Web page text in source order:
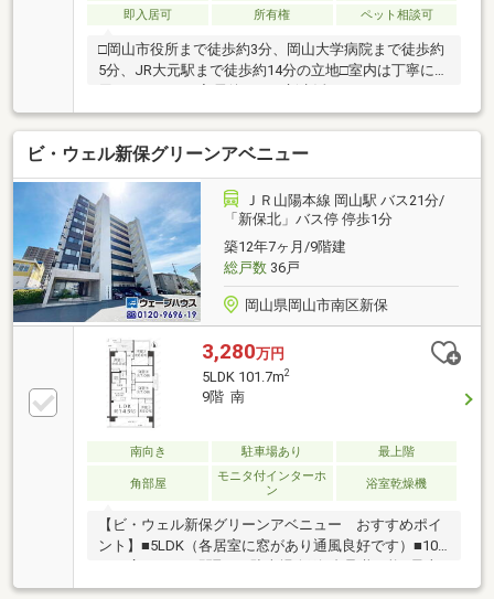
即入居可 所有権 ペット相談可
□岡山市役所まで徒歩約3分、岡山大学病院まで徒歩約
5分、JR大元駅まで徒歩約14分の立地□室内は丁寧に使
す♪□ペットとお過ごしいただけるマンションです
♪（使用細則に規定あり）□追い炊き機能付の浴室♪ 浴
室乾燥機完備で雨天時の洗濯物も安心♪ モニター付イ
ンターホンでセキュリティ対策も安心♪
ビ・ウェル新保グリーンアベニュー
ＪＲ山陽本線 岡山駅 バス21分/
「新保北」バス停 停歩1分
築12年7ヶ月/9階建
総戸数36戸
岡山県岡山市南区新保
3,280万円
5LDK 101.7m2
9階 南
南向き 駐車場あり 最上階
角部屋
モニタ付インターホ
ン
浴室乾燥機
【ビ・ウェル新保グリーンアベニュー おすすめポイ
ント】■5LDK（各居室に窓があり通風良好です）■101
階角部屋の為、眺望良好です■ペット飼育可能■コンビ